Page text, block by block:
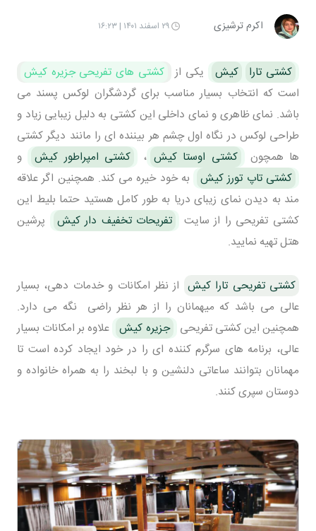
اکرم ترشیزی ۲۹ اسفند ۱۴۰۱ | ۱۶:۲۳
کشتی تارا کیش یکی از کشتی های تفریحی جزیره کیش
است که انتخاب بسیار مناسب برای گردشگران لوکس پسند می
باشد. نمای ظاهری و نمای داخلی این کشتی به دلیل زیبایی زیاد و
طراحی لوکس در نگاه اول چشم هر بیننده ای را مانند دیگر کشتی
ها همچون
کشتی اوستا کیش ، کشتی امپراطور کیش
و
کشتی تاپ تورز کیش
به خود خیره می کند. همچنین اگر علاقه
مند به دیدن نمای زیبای دریا به طور کامل هستید حتما بلیط این
کشتی تفریحی را از سایت
تفریحات تخفیف دار کیش
پرشین
هتل تهیه نمایید.
کشتی تفریحی تارا کیش از نظر امکانات و خدمات دهی، بسیار
عالی می باشد که میهمانان را از هر نظر راضی نگه می دارد.
همچنین این کشتی تفریحی جزیره کیش علاوه بر امکانات بسیار
عالی، برنامه های سرگرم کننده ای را در خود ایجاد کرده است تا
مهمانان بتوانند ساعاتی دلنشین و با لبخند را به همراه خانواده و
دوستان سپری کنند.